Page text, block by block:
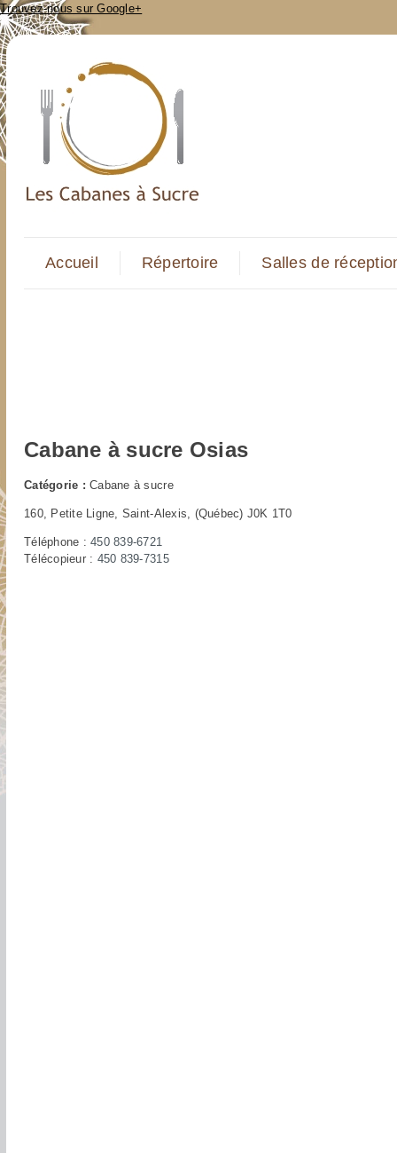
Trouvez-nous sur Google+
Accueil Répertoire Salles de
Cabane à sucre Osias
Catégorie : Cabane à sucre
160, Petite Ligne, Saint-Alexis, (Québec) J0K 1T0
Téléphone :450 839-6721
Télécopieur : 450 839-7315